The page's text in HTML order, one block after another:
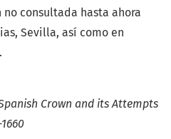
consultada hasta ahora
Sevilla, así como en
Crown and its Attempts